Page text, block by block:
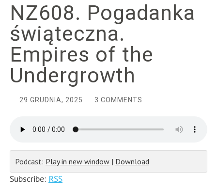
NZ608. Pogadanka
świąteczna.
Empires of the
Undergrowth
29 GRUDNIA, 2025 3 COMMENTS
Podcast: Play in new window | Download
Subscribe: RSS